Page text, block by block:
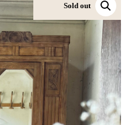
Sold out